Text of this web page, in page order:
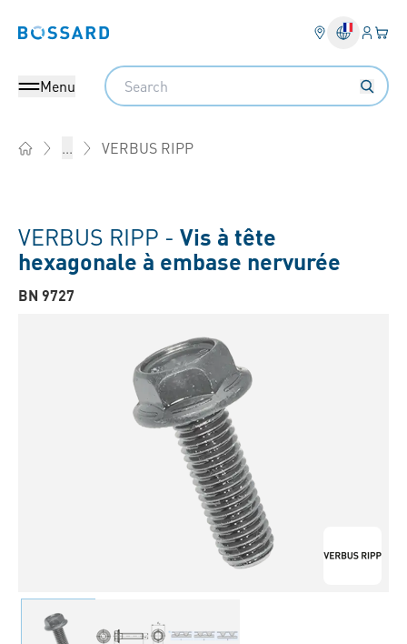
Bossard homepage
Menu
Search
... VERBUS RIPP
VERBUS RIPP - Vis à tête
hexagonale à embase nervurée
BN 9727